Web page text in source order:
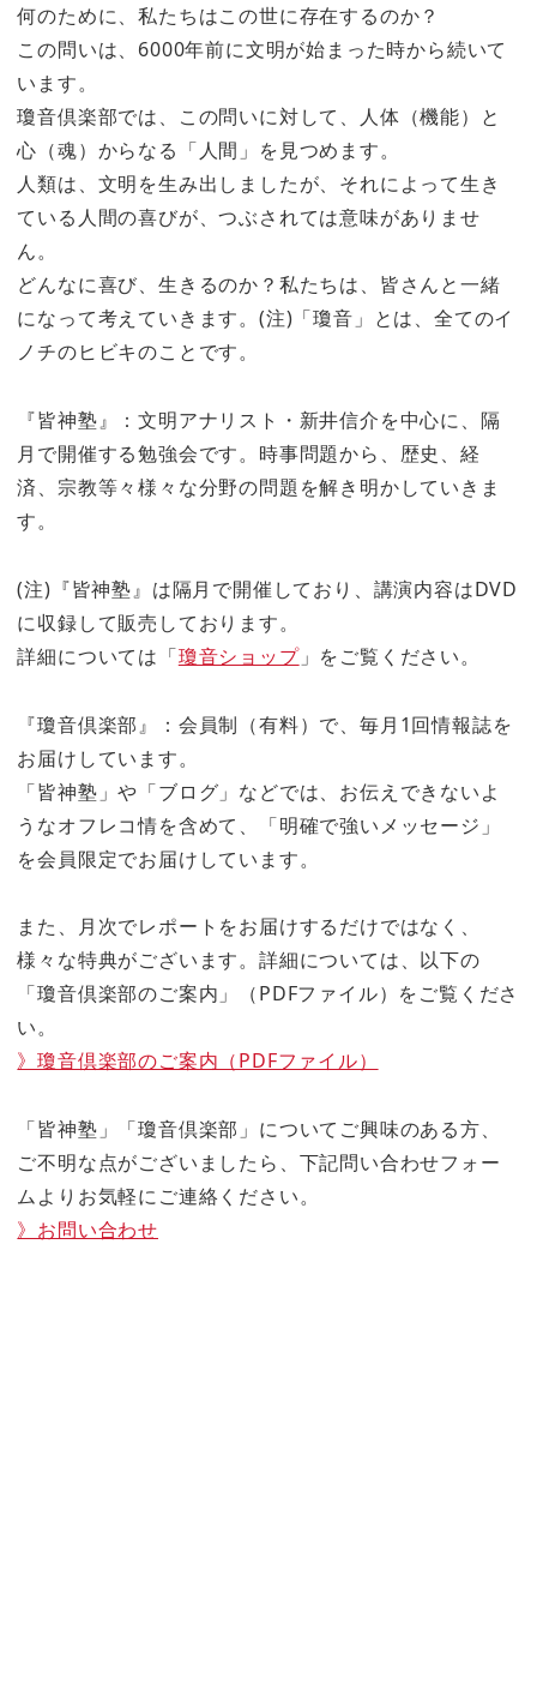
何のために、私たちはこの世に存在するのか？
この問いは、6000年前に文明が始まった時から続いて
います。
瓊音倶楽部では、この問いに対して、人体（機能）と
心（魂）からなる「人間」を見つめます。
人類は、文明を生み出しましたが、それによって生き
ている人間の喜びが、つぶされては意味がありませ
ん。
どんなに喜び、生きるのか？私たちは、皆さんと一緒
になって考えていきます。(注)「瓊音」とは、全てのイ
ノチのヒビキのことです。
『皆神塾』：文明アナリスト・新井信介を中心に、隔
月で開催する勉強会です。時事問題から、歴史、経
済、宗教等々様々な分野の問題を解き明かしていきま
す。
(注)『皆神塾』は隔月で開催しており、講演内容はDVD
に収録して販売しております。
詳細については「瓊音ショップ」をご覧ください。
『瓊音倶楽部』：会員制（有料）で、毎月1回情報誌を
お届けしています。
「皆神塾」や「ブログ」などでは、お伝えできないよ
うなオフレコ情を含めて、「明確で強いメッセージ」
を会員限定でお届けしています。
また、月次でレポートをお届けするだけではなく、
様々な特典がございます。詳細については、以下の
「瓊音倶楽部のご案内」（PDFファイル）をご覧くださ
い。
》瓊音倶楽部のご案内（PDFファイル）
「皆神塾」「瓊音倶楽部」についてご興味のある方、
ご不明な点がございましたら、下記問い合わせフォー
ムよりお気軽にご連絡ください。
》お問い合わせ